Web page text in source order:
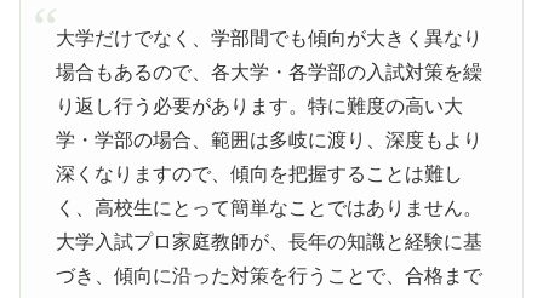
大学だけでなく、学部間でも傾向が大きく異なり
場合もあるので、各大学・各学部の入試対策を繰
り返し行う必要があります。特に難度の高い大
学・学部の場合、範囲は多岐に渡り、深度もより
深くなりますので、傾向を把握することは難し
く、高校生にとって簡単なことではありません。
大学入試プロ家庭教師が、長年の知識と経験に基
づき、傾向に沿った対策を行うことで、合格まで